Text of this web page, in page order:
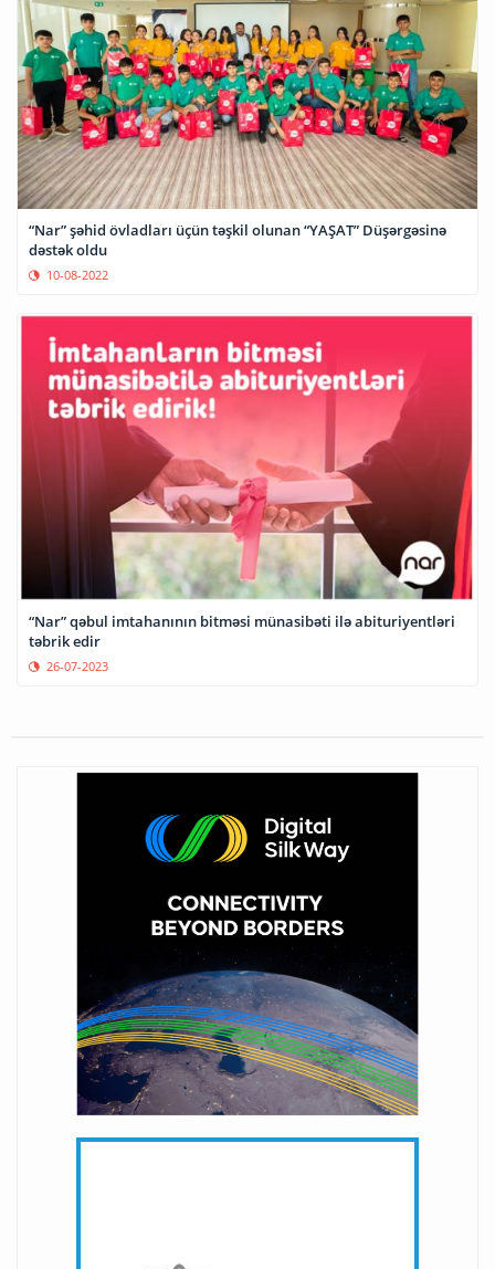
“Nar” şəhid övladları üçün təşkil olunan “YAŞAT” Düşərgəsinə
dəstək oldu
10-08-2022
“Nar” qəbul imtahanının bitməsi münasibəti ilə abituriyentləri
təbrik edir
26-07-2023